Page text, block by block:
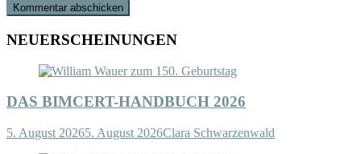
NEUERSCHEINUNGEN
DAS BIMCERT-HANDBUCH 2026
5. August 20265. August 2026Clara Schwarzenwald